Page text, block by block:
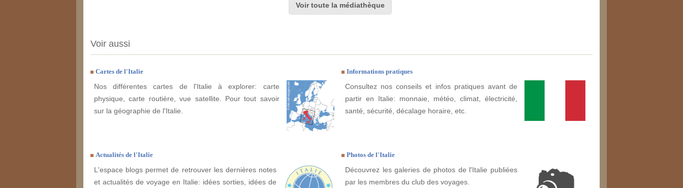
Voir toute la médiathèque
Voir aussi
Cartes de l'Italie
Nos différentes cartes de l'Italie à explorer: carte
physique, carte routière, vue satellite. Pour tout savoir
sur la géographie de l'Italie.
Informations pratiques
Consultez nos conseils et infos pratiques avant de
partir en Italie: monnaie, météo, climat, électricité,
santé, sécurité, décalage horaire, etc.
Actualités de l'Italie
L'espace blogs permet de retrouver les dernières notes
et actualités de voyage en Italie: idées sorties, idées de
Photos de l'Italie
Découvrez les galeries de photos de l'Italie publiées
par les membres du club des voyages.